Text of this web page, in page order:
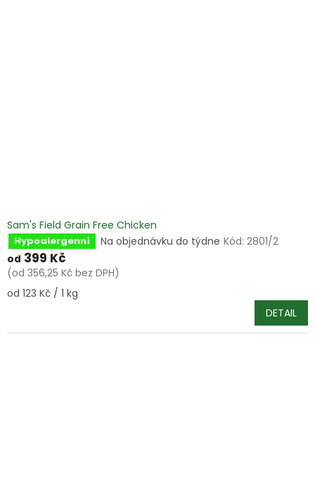
Sam's Field Grain Free Chicken
Hypoalergenní Na objednávku do týdne Kód: 2801/2
od 399 Kč
(od 356,25 Kč bez DPH)
Měrná
od 123 Kč / 1 kg
DETAIL